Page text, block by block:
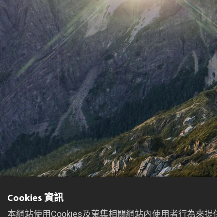
Cookies 資訊
本網站使用Cookies及蒐集相關網站內使用者行為來